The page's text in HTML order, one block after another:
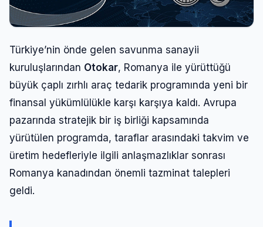
Türkiye’nin önde gelen savunma sanayii
kuruluşlarından Otokar, Romanya ile yürüttüğü
büyük çaplı zırhlı araç tedarik programında yeni bir
finansal yükümlülükle karşı karşıya kaldı. Avrupa
pazarında stratejik bir iş birliği kapsamında
yürütülen programda, taraflar arasındaki takvim ve
üretim hedefleriyle ilgili anlaşmazlıklar sonrası
Romanya kanadından önemli tazminat talepleri
geldi.